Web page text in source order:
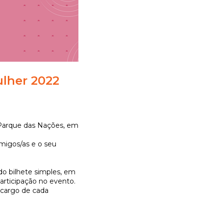
2022
das Nações, em
as e o seu
bilhete simples, em
no evento.
de cada